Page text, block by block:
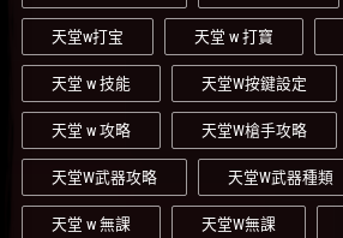
天堂w打宝 天堂 w 打寶
天堂 w 技能 天堂W按鍵設定
天堂 w 攻略 天堂W槍手攻略
天堂W武器攻略 天堂W武器種類
天堂 w 無課 天堂W無課